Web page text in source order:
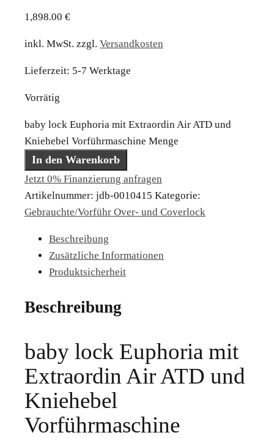
1,898.00 €
inkl. MwSt. zzgl. Versandkosten
Lieferzeit: 5-7 Werktage
Vorrätig
baby lock Euphoria mit Extraordin Air ATD und
Kniehebel Vorführmaschine Menge
In den Warenkorb
Jetzt 0% Finanzierung anfragen
Artikelnummer: jdb-0010415 Kategorie:
Gebrauchte/Vorführ Over- und Coverlock
Beschreibung
Zusätzliche Informationen
Produktsicherheit
Beschreibung
baby lock Euphoria mit
Extraordin Air ATD und
Kniehebel
Vorführmaschine